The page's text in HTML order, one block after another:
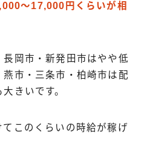
〜17,000円くらいが相
岡市・新発田市はやや低
市・三条市・柏崎市は配
きいです。
このくらいの時給が稼げ